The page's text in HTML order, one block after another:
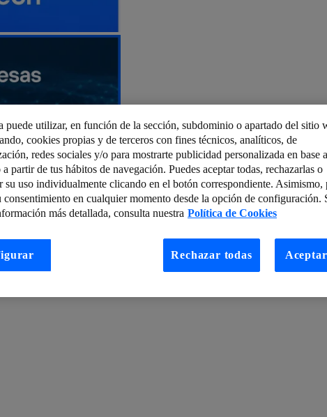
para mejorar el rendimiento deportivo y salud de los
de cómo la NSA se delataba a sí misma con EternalBlue
sirve el big data en las empresas de moda
Es hora de la monitorización de seguridad como servicio en la nube
VoLTE y VoWIFi
puede utilizar, en función de la sección, subdominio o apartado del sitio
cookies propias y de terceros con fines técnicos, analíticos, de
redes sociales y/o para mostrarte publicidad personalizada en base
partir de tus hábitos de navegación. Puedes aceptar todas, rechazarlas o
su uso individualmente clicando en el botón correspondiente. Asimismo,
consentimiento en cualquier momento desde la opción de configuración.
más detallada, consulta nuestra Política de Cookies
Rechazar todas